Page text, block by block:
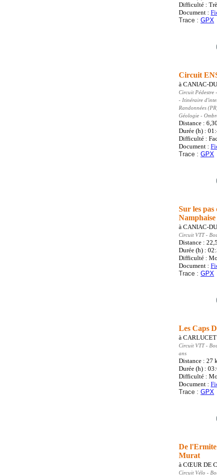
Difficulté :
Document :
Trace : GPX
Circuit
à CANIAC-
Circuit Pédestre
- Itinéraire
Randonnées
Géologie -
Distance :
Durée (h) :
Difficulté :
Document :
Trace : GPX
Sur les
Namphaise
à CANIAC-
Circuit VTT-
Distance :
Durée (h) :
Difficulté :
Document :
Trace : GPX
Les Caps
à CARLUCET
Circuit VTT-
ans
Distance : 27
Durée (h) :
Difficulté :
Document :
Trace : GPX
De
Murat
à CŒUR DE
Circuit Vélo -